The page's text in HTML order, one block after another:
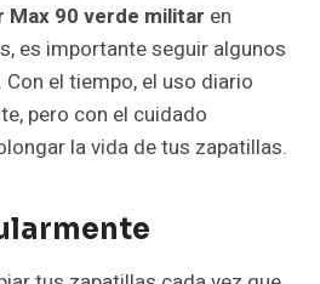
Max 90 verde militar en
es importante seguir algunos
el tiempo, el uso diario
pero con el cuidado
la vida de tus zapatillas.